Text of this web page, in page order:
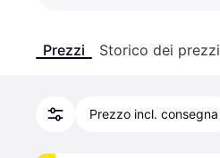
Prezzi Storico dei prezzi
Prezzo incl. consegna